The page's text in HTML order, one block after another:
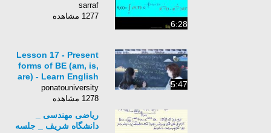
6:28
sarraf
1277 مشاهده
5:47
Lesson 17 - Present
forms of BE (am, is,
are) - Learn English
with Jennifer
ponatouniversity
1278 مشاهده
ریاضی مهندسی _
دانشگاه شریف _ جلسه